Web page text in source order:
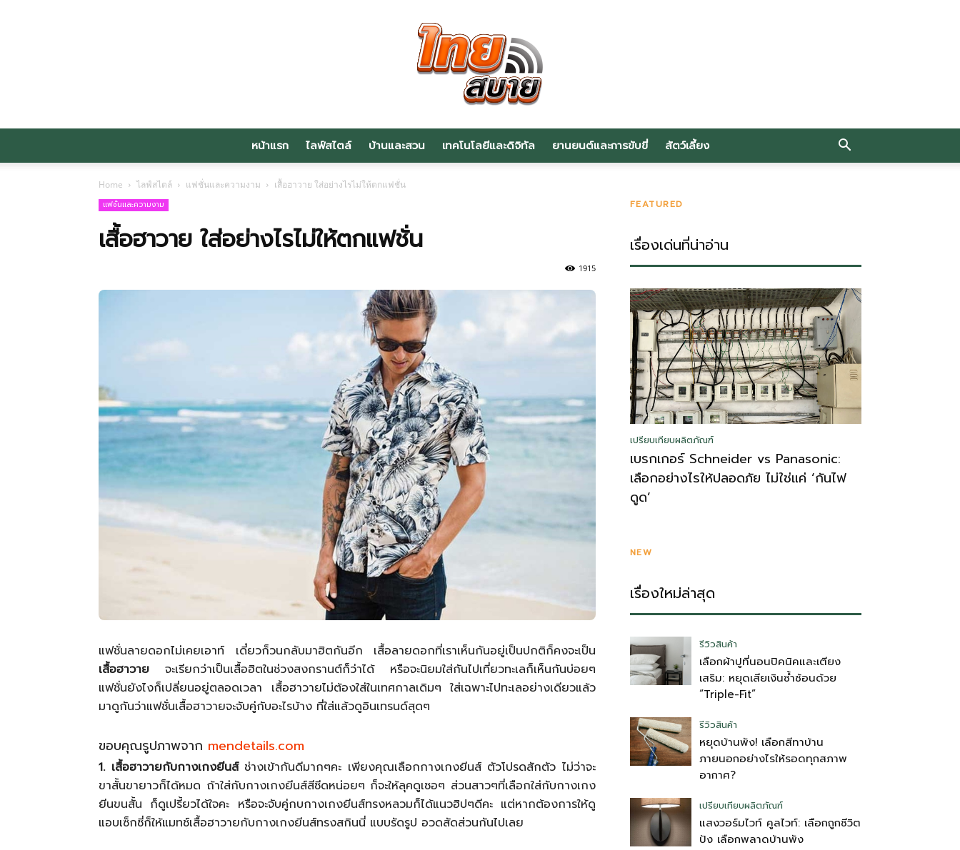
วา
สบาย(ดอท)คอม
หน้าแรก ไลฟ์สไตล์ บ้านและสวน เทคโนโลยีและดิจิทัล ยานยนต์และการขับขี่ สัตว์เลี้ยง
Home ไลฟ์สไตล์ แฟชั่นและความงาม เสื้อฮาวาย ใส่อย่างไรไม่ให้ตกแฟชั่น
แฟชั่นและความงาม
เสื้อฮาวาย ใส่อย่างไรไม่ให้ตกแฟชั่น
1915
แฟชั่นลายดอกไม่เคยเอาท์ เดี๋ยวก็วนกลับมาฮิตกันอีก เสื้อลายดอกที่เราเห็นกันอยู่เป็นปกติก็คงจะเป็น
เสื้อฮาวาย จะเรียกว่าเป็นเสื้อฮิตในช่วงสงกรานต์ก็ว่าได้ หรือจะนิยมใส่กันไปเที่ยวทะเลก็เห็นกันบ่อยๆ
แฟชั่นยังไงก็เปลี่ยนอยู่ตลอดเวลา เสื้อฮาวายไม่ต้องใส่ในเทศกาลเดิมๆ ใส่เฉพาะไปทะเลอย่างเดียวแล้ว
มาดูกันว่าแฟชั่นเสื้อฮาวายจะจับคู่กับอะไรบ้าง ที่ใส่แล้วดูอินเทรนด์สุดๆ
ขอบคุณรูปภาพจาก mendetails.com
1. เสื้อฮาวายกับกางเกงยีนส์ช่างเข้ากันดีมากๆคะ เพียงคุณเลือกกางเกงยีนส์ ตัวโปรดสักตัว ไม่ว่าจะ
ขาสั้นขายาวก็ได้หมด ถ้าใส่กับกางเกงยีนส์สีซีดหน่อยๆ ก็จะให้ลุคดูเซอๆ ส่วนสาวๆที่เลือกใส่กับกางเกง
ยีนขนสั้น ก็ดูเปรี้ยวได้ใจคะ หรือจะจับคู่กบกางเกงยีนส์ทรงหลวมก็ได้แนวฮิปๆดีคะ แต่หากต้องการให้ดู
แอบเซ็กซี่ก็ให้แมทช์เสื้อฮาวายกับกางเกงยีนส์ทรงสกินนี่ แบบรัดรูป อวดสัดส่วนกันไปเลย
FEATURED
เรื่องเด่นที่น่าอ่าน
เปรียบเทียบผลิตภัณฑ์
เบรกเกอร์ Schneider vs Panasonic:
เลือกอย่างไรให้ปลอดภัย ไม่ใช่แค่ ‘กันไฟ
ดูด’
NEW
เรื่องใหม่ล่าสุด
รีวิวสินค้า
เลือกผ้าปูที่นอนปิคนิคและเตียง
เสริม: หยุดเสียเงินซ้ำซ้อนด้วย
“Triple-Fit”
รีวิวสินค้า
หยุดบ้านพัง! เลือกสีทาบ้าน
ภายนอกอย่างไรให้รอดทุกสภาพ
อากาศ?
เปรียบเทียบผลิตภัณฑ์
แสงวอร์มไวท์ คูลไวท์: เลือกถูกชีวิต
ปัง เลือกพลาดบ้านพัง